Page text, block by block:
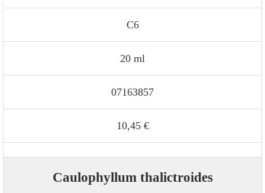
C6
20 ml
07163857
10,45 €
Caulophyllum thalictroides